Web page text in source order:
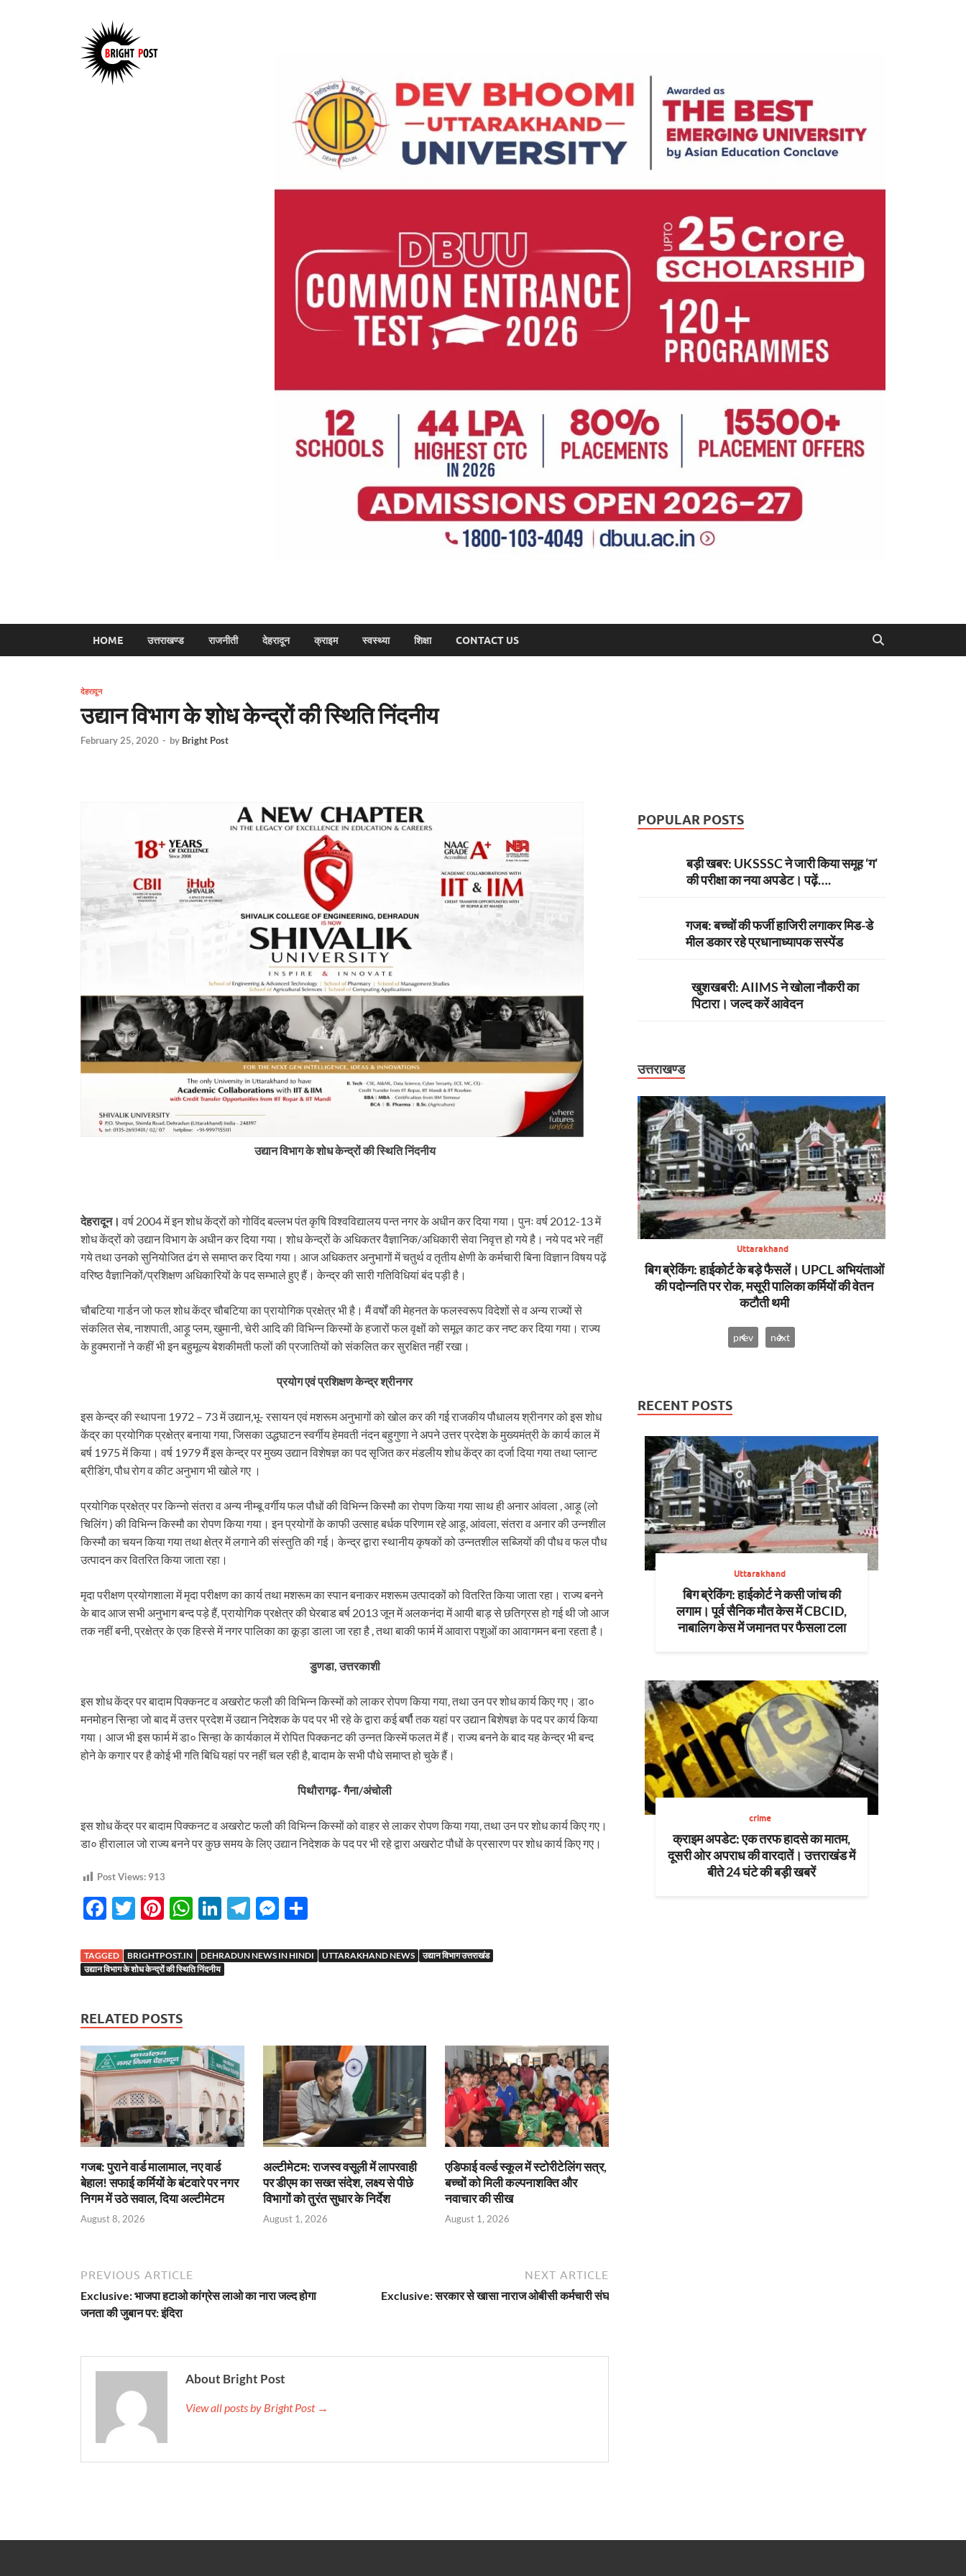
HOME उत्तराखण्ड राजनीती देहरादून क्राइम स्वस्थ्या शिक्षा CONTACT US
देहरादून
उद्यान विभाग के शोध केन्द्रों की स्थिति निंदनीय
February 25, 2020 - by Bright Post
उद्यान विभाग के शोध केन्द्रों की स्थिति निंदनीय
देहरादून। वर्ष 2004 में इन शोध केंद्रों को गोविंद बल्लभ पंत कृषि विश्वविद्यालय पन्त नगर के अधीन कर दिया गया। पुनः वर्ष 2012-13 में
शोध केंद्रों को उद्यान विभाग के अधीन कर दिया गया। शोध केन्द्रों के अधिकतर वैज्ञानिक/अधिकारी सेवा निवृत्त हो गये है। नये पद भरे नहीं
गये तथा उनको सुनियोजित ढंग से समाप्त कर दिया गया। आज अधिकतर अनुभागों में चतुर्थ व तृतीय क्षेणी के कर्मचारी बिना विज्ञान विषय पढ़ें
वरिष्ठ वैज्ञानिकों/प्रशिक्षण अधिकारियों के पद सम्भाले हुए हैं। केन्द्र की सारी गतिविधियां बंद पड़ी है।
चौबटिया गार्डन जो फल शोध केंद्र चौबटिया का प्रायोगिक प्रक्षेत्र भी है। मैं वर्षों की मेहनत के फलस्वरूप विदेशों से व अन्य राज्यों से
संकलित सेब, नाशपाती, आड़ू प्लम, खुमानी, चेरी आदि की विभिन्न किस्मों के हजारों फल वृक्षों को समूल काट कर नष्ट कर दिया गया। राज्य
के हुक्मरानों ने कहीं भी इन बहुमूल्य बेशकीमती फलों की प्रजातियों को संकलित कर सुरक्षित नहीं रखा।
प्रयोग एवं प्रशिक्षण केन्द्र श्रीनगर
इस केन्द्र की स्थापना 1972 – 73 में उद्यान,भू- रसायन एवं मशरूम अनुभागों को खोल कर की गई राजकीय पौधालय श्रीनगर को इस शोध
केंद्र का प्रयोगिक प्रक्षेत्र बनाया गया, जिसका उद्धघाटन स्वर्गीय हेमवती नंदन बहुगुणा ने अपने उत्तर प्रदेश के मुख्यमंत्री के कार्य काल में
बर्ष 1975 में किया। वर्ष 1979 मैं इस केन्द्र पर मुख्य उद्यान विशेषज्ञ का पद सृजित कर मंडलीय शोध केंद्र का दर्जा दिया गया तथा प्लान्ट
ब्रीडिंग, पौध रोग व कीट अनुभाग भी खोले गए ।
प्रयोगिक प्रक्षेत्र पर किन्नो संतरा व अन्य नीम्बू वर्गीय फल पौधों की विभिन्न किस्मौ का रोपण किया गया साथ ही अनार आंवला , आड़ू (लो
चिलिंग ) की विभिन्न किस्मौ का रोपण किया गया। इन प्रयोगों के काफी उत्साह बर्धक परिणाम रहे आड़ू, आंवला, संतरा व अनार की उन्नशील
किस्मौ का चयन किया गया तथा क्षेत्र में लगाने की संस्तुति की गई। केन्द्र द्वारा स्थानीय कृषकों को उन्नतशील सब्जियों की पौध व फल पौध
उत्पादन कर वितरित किया जाता रहा।
मृदा परीक्षण प्रयोगशाला में मृदा परीक्षण का कार्य तथा मशरूम का स्पान बनाकर मशरूम उत्पादकों को वितरित किया जाता रहा। राज्य बनने
के बाद आज सभी अनुभाग बन्द पड़े हैं, प्रायोगिक प्रक्षेत्र की घेरबाड बर्ष 2013 जून में अलकनंदा में आयी बाड़ से छतिग्रस हो गई थी जो आज
तक नहीं बनी, प्रक्षेत्र के एक हिस्से में नगर पालिका का कूड़ा डाला जा रहा है , तथा बाकी फार्म में आवारा पशुओं का आवागमन बना रहता है।
डुणडा, उत्तरकाशी
इस शोध केंद्र पर बादाम पिक्कनट व अखरोट फलौ की विभिन्न किस्मों को लाकर रोपण किया गया, तथा उन पर शोध कार्य किए गए। डा०
मनमोहन सिन्हा जो बाद में उत्तर प्रदेश में उद्यान निदेशक के पद पर भी रहे के द्वारा कई बर्षौ तक यहां पर उद्यान बिशेषज्ञ के पद पर कार्य किया
गया। आज भी इस फार्म में डा० सिन्हा के कार्यकाल में रोपित पिक्कनट की उन्नत किस्में फलत में हैं। राज्य बनने के बाद यह केन्द्र भी बन्द
होने के कगार पर है कोई भी गति बिधि यहां पर नहीं चल रही है, बादाम के सभी पौधे समाप्त हो चुके हैं।
पिथौरागढ़- गैना/अंचोली
इस शोध केंद्र पर बादाम पिक्कनट व अखरोट फलौ की विभिन्न किस्मों को वाहर से लाकर रोपण किया गया, तथा उन पर शोध कार्य किए गए।
डा० हीरालाल जो राज्य बनने पर कुछ समय के लिए उद्यान निदेशक के पद पर भी रहे द्वारा अखरोट पौधों के प्रसारण पर शोध कार्य किए गए।
Post Views: 913
F
e
b
o
k
T
itt
er
Pi
er
es
W
at
s
p
Li
k
e
T
e
M
se ar
TAGGED BRIGHTPOST.IN DEHRADUN NEWS IN HINDI UTTARAKHAND NEWS
उद्यान विभाग उत्तराखंड
उद्यान विभाग के शोध केन्द्रों की स्थिति निंदनीय
RELATED POSTS
गजब: पुराने वार्ड मालामाल, नए वार्ड
बेहाल! सफाई कर्मियों के बंटवारे पर नगर
निगम में उठे सवाल, दिया अल्टीमेटम
August 8, 2026
अल्टीमेटम: राजस्व वसूली में लापरवाही
पर डीएम का सख्त संदेश, लक्ष्य से पीछे
विभागों को तुरंत सुधार के निर्देश
August 1, 2026
एडिफाई वर्ल्ड स्कूल में स्टोरीटेलिंग सत्र,
बच्चों को मिली कल्पनाशक्ति और
नवाचार की सीख
August 1, 2026
PREVIOUS ARTICLE
Exclusive: भाजपा हटाओ कांग्रेस लाओ का नारा जल्द होगा
जनता की जुबान पर: इंदिरा
NEXT ARTICLE
Exclusive: सरकार से खासा नाराज ओबीसी कर्मचारी संघ
About Bright Post
View all posts by Bright Post →
POPULAR POSTS
बड़ी खबर: UKSSSC ने जारी किया समूह ‘ग’
की परीक्षा का नया अपडेट। पढ़ें….
गजब: बच्चों की फर्जी हाजिरी लगाकर मिड-डे
मील डकार रहे प्रधानाध्यापक सस्पेंड
खुशखबरी: AIIMS ने खोला नौकरी का
पिटारा। जल्द करें आवेदन
उत्तराखण्ड
के बड़े फैसलें। UPCL अभियंताओं
पालिका कर्मियों की वेतन
Uttarakhand
बिग ब्रेकिंग: टौंस नदी पुल की एप्रोच रोड धंसने पर जागा
शासन, PWD के तीन इंजीनियर निलंबित
Uttarakhand
बिग ब्रेकिंग: हाईकोर्ट ने कसी जांच की लगाम। पूर्व सैनिक
मौत केस में CBCID, नाबालिग केस में जमानत पर फैसला
टला
Uttarakhand
बिग ब्रेकिंग: हाईकोर्ट के बड़े फैसलें। UPCL अभियंताओं
की पदोन्नति पर रोक, मसूरी पालिका कर्मियों की वेतन
कटौती थमी
prev next
RECENT POSTS
Uttarakhand
बिग ब्रेकिंग: हाईकोर्ट ने कसी जांच की
लगाम। पूर्व सैनिक मौत केस में CBCID,
नाबालिग केस में जमानत पर फैसला टला
crime
क्राइम अपडेट: एक तरफ हादसे का मातम,
दूसरी ओर अपराध की वारदातें। उत्तराखंड में
बीते 24 घंटे की बड़ी खबरें